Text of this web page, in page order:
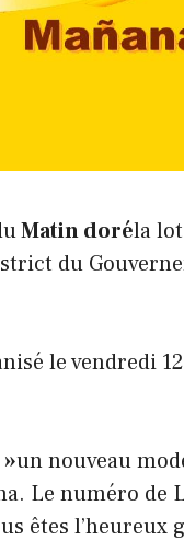
Matin doréla
du
le vendredi
un nouveau
Le numéro de
êtes l’heureux